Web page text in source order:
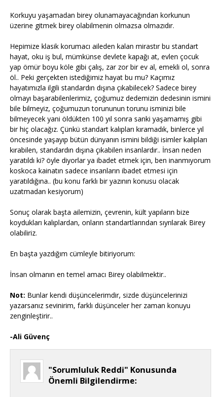
Korkuyu yaşamadan birey olunamayacağından korkunun
üzerine gitmek birey olabilmenin olmazsa olmazıdır.
Hepimize klasik korumacı aileden kalan mirastır bu standart
hayat, oku iş bul, mümkünse devlete kapağı at, evlen çocuk
yap ömür boyu köle gibi çalış, zar zor bir ev al, emekli ol, sonra
öl.. Peki gerçekten istediğimiz hayat bu mu? Kaçımız
hayatımızla ilgili standardın dışına çıkabilecek? Sadece birey
olmayı başarabilenlerimiz, çoğumuz dedemizin dedesinin ismini
bile bilmeyiz, çoğumuzun torununun torunu isminizi bile
bilmeyecek yani öldükten 100 yıl sonra sanki yaşamamış gibi
bir hiç olacağız. Çünkü standart kalıpları kıramadık, binlerce yıl
öncesinde yaşayıp bütün dünyanın ismini bildiği isimler kalıpları
kırabilen, standardın dışına çıkabilen insanlardır.. İnsan neden
yaratıldı ki? öyle diyorlar ya ibadet etmek için, ben inanmıyorum
koskoca kainatın sadece insanların ibadet etmesi için
yaratıldığına.. (bu konu farklı bir yazının konusu olacak
uzatmadan kesiyorum)
Sonuç olarak başta ailemizin, çevrenin, kült yapıların bize
koydukları kalıplardan, onların standartlarından sıyrılarak Birey
olabiliriz.
En başta yazdığım cümleyle bitiriyorum:
İnsan olmanın en temel amacı Birey olabilmektir..
Not: Bunlar kendi düşüncelerimdir, sizde düşüncelerinizi
yazarsanız sevinirim, farklı düşünceler her zaman konuyu
zenginleştirir..
-Ali Güvenç
"Sorumluluk Reddi" Konusunda
Önemli Bilgilendirme: